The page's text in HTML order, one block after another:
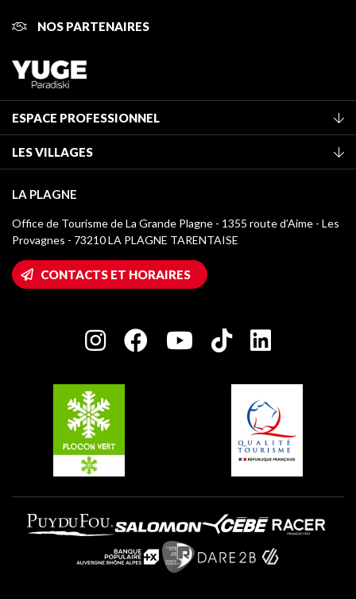
NOS PARTENAIRES
ESPACE PROFESSIONNEL
Classement des meublés
Taxe de séjour
Médiathèque
Logos La Plagne
Accès Wifi
Maison des Propriétaires
Charte des Acteurs Engagés
LES VILLAGES
Montchavin - Les Coches
Champagny-en-Vanoise
Plagne 1800
Plagne Villages
Plagne Aime 2000
LA PLAGNE
Office de Tourisme de La Grande Plagne - 1355 route d’Aime - Les
Provagnes - 73210 LA PLAGNE TARENTAISE
CONTACTS ET HORAIRES